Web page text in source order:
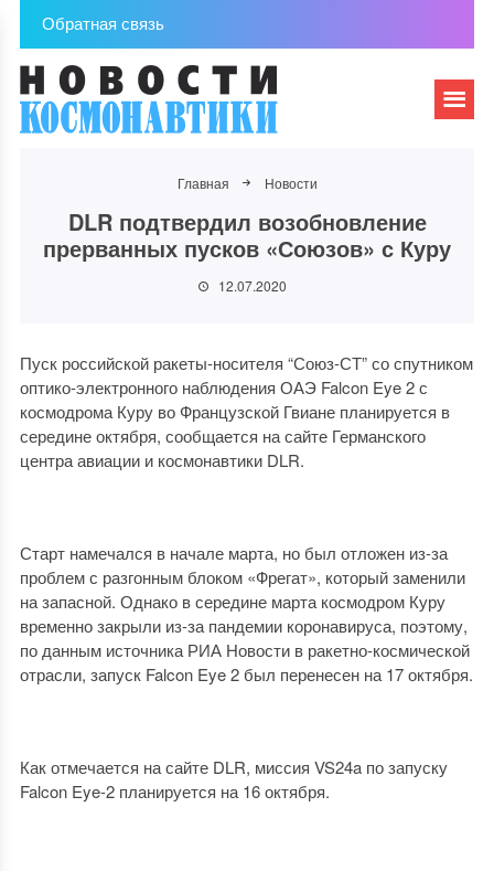
Обратная связь
Главная Новости
DLR подтвердил возобновление
прерванных пусков «Союзов» с Куру
12.07.2020
Пуск российской ракеты-носителя “Союз-СТ” со спутником
оптико-электронного наблюдения ОАЭ Falcon Eye 2 с
космодрома Куру во Французской Гвиане планируется в
середине октября, сообщается на сайте Германского
центра авиации и космонавтики DLR.
Старт намечался в начале марта, но был отложен из-за
проблем с разгонным блоком «Фрегат», который заменили
на запасной. Однако в середине марта космодром Куру
временно закрыли из-за пандемии коронавируса, поэтому,
по данным источника РИА Новости в ракетно-космической
отрасли, запуск Falcon Eye 2 был перенесен на 17 октября.
Как отмечается на сайте DLR, миссия VS24a по запуску
Falcon Eye-2 планируется на 16 октября.